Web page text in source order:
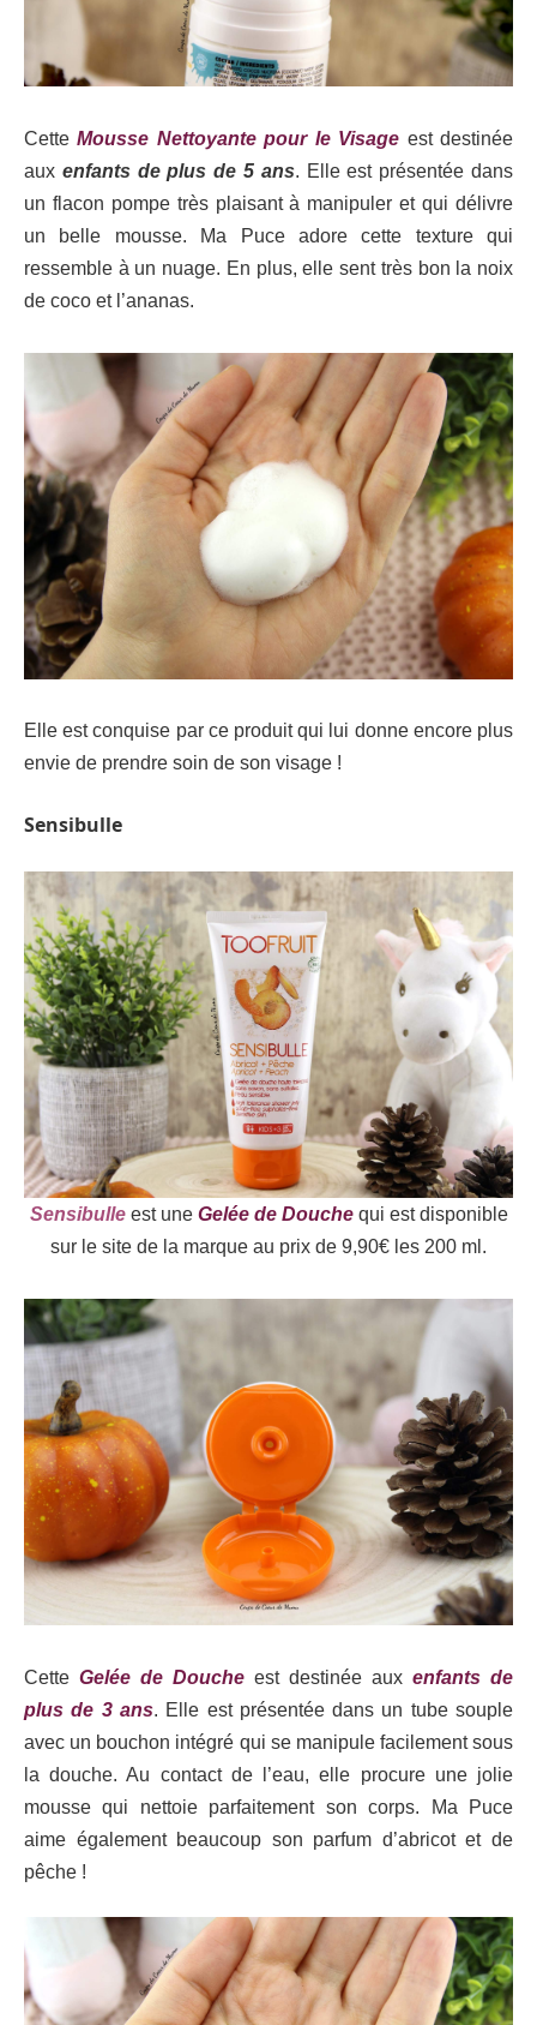
CetteMousse Nettoyante pour le Visage est destinée
aux enfants de plus de 5 ans. Elle est présentée dans
un flacon pompe très plaisant à manipuler et qui délivre
un belle mousse. Ma Puce adore cette texture qui
ressemble à un nuage. En plus, elle sent très bon la noix
de coco et l’ananas.
Elle est conquise par ce produit qui lui donne encore plus
envie de prendre soin de son visage !
Sensibulle
Sensibulleest une Gelée de Douchequi est disponible
sur le site de la marque au prix de 9,90€ les 200 ml.
Cette Gelée de Douche est destinée aux enfants de
plus de 3 ans. Elle est présentée dans un tube souple
avec un bouchon intégré qui se manipule facilement sous
la douche. Au contact de l’eau, elle procure une jolie
mousse qui nettoie parfaitement son corps. Ma Puce
aime également beaucoup son parfum d’abricot et de
pêche !